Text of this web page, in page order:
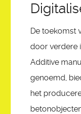
De toekomst
door verdere
Additive
genoemd,
het